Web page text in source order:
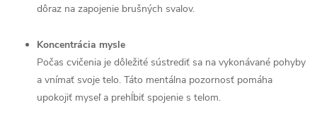
dôraz na zapojenie brušných svalov.
Koncentrácia mysle
Počas cvičenia je dôležité sústrediť sa na vykonávané pohyby
a vnímať svoje telo. Táto mentálna pozornosť pomáha
upokojiť myseľ a prehĺbiť spojenie s telom.